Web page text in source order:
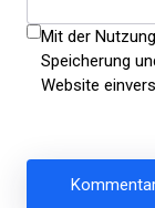
Mit der
Speicherung
Website